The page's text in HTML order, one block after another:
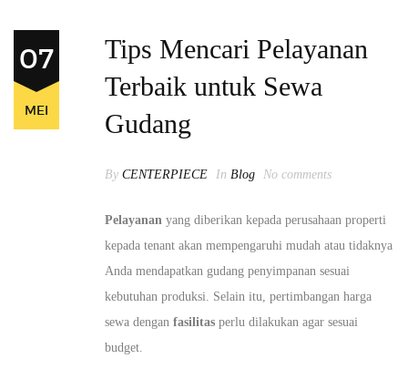
07
MEI
Tips Mencari Pelayanan
Terbaik untuk Sewa
Gudang
By CENTERPIECE In Blog No comments
Pelayanan yang diberikan kepada perusahaan properti
kepada tenant akan mempengaruhi mudah atau tidaknya
Anda mendapatkan gudang penyimpanan sesuai
kebutuhan produksi. Selain itu, pertimbangan harga
sewa dengan fasilitas perlu dilakukan agar sesuai
budget.